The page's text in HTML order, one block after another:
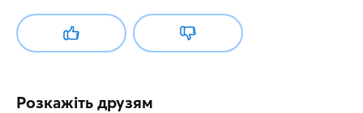
Розкажіть друзям